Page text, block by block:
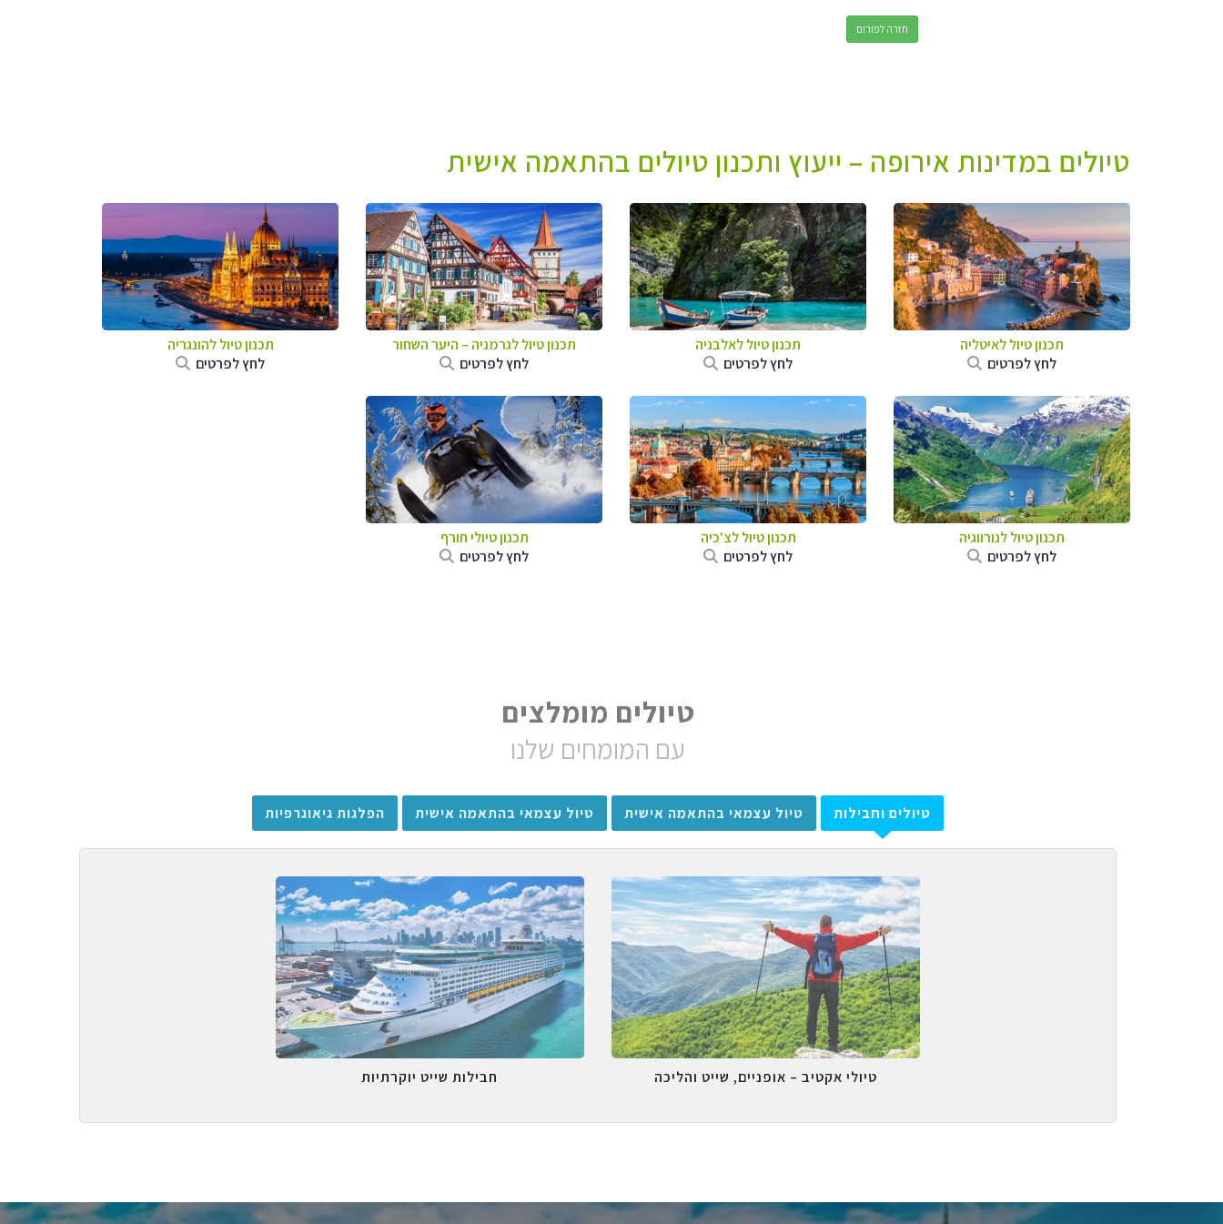
חזרה לפורום
טיולים במדינות אירופה – ייעוץ ותכנון טיולים בהתאמה אישית
תכנון טיול לאיטליה
לחץ לפרטים
תכנון טיול לאלבניה
לחץ לפרטים
תכנון טיול לגרמניה – היער השחור
לחץ לפרטים
תכנון טיול להונגריה
לחץ לפרטים
תכנון טיול לנורווגיה
לחץ לפרטים
תכנון טיול לצ'כיה
לחץ לפרטים
תכנון טיולי חורף
לחץ לפרטים
טיולים מומלצים
עם המומחים שלנו
טיולים וחבילות טיול עצמאי בהתאמה אישית טיול עצמאי בהתאמה אישית הפלגות גיאוגרפיות
טיולי אקטיב – אופניים, שייט והליכה חבילות שייט יוקרתיות